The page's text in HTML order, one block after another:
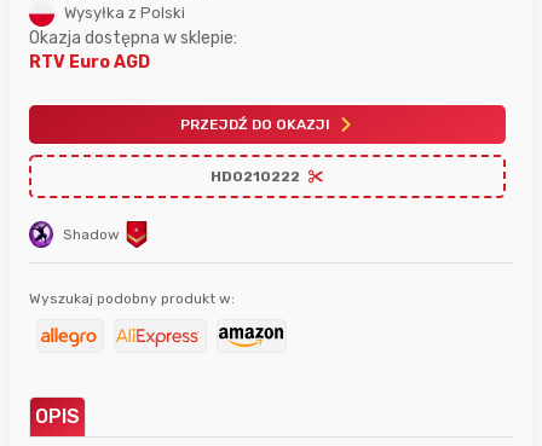
Shadow
Wysyłka z Polski
Okazja dostępna w sklepie:
RTV Euro AGD
PRZEJDŹ DO OKAZJI
HD0210222
Wyszukaj podobny produkt w:
OPIS